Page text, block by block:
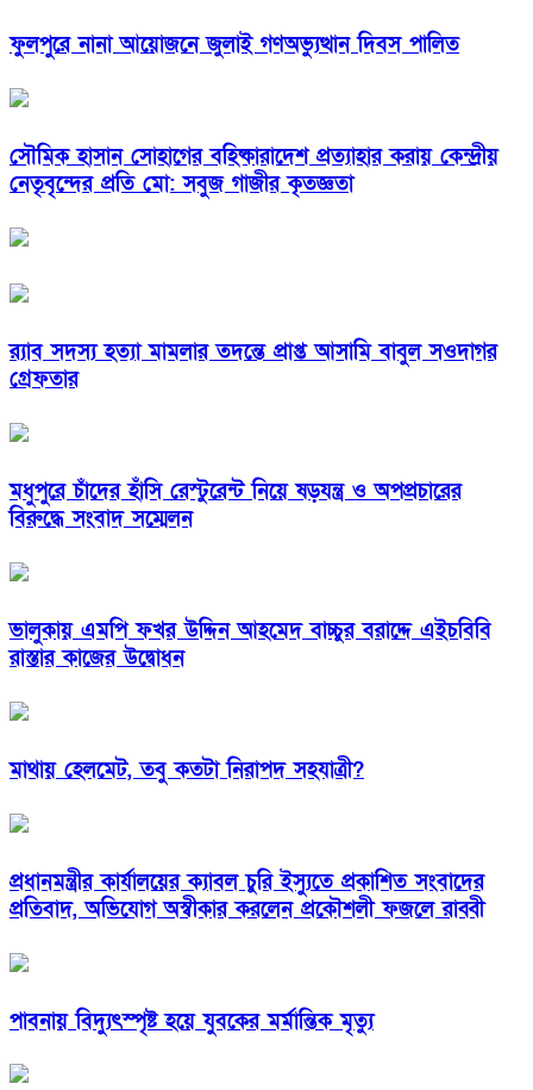
ফুলপুরে নানা আয়োজনে জুলাই গণঅভ্যুত্থান দিবস পালিত
সৌমিক হাসান সোহাগের বহিষ্কারাদেশ প্রত্যাহার করায় কেন্দ্রীয়
নেতৃবৃন্দের প্রতি মো: সবুজ গাজীর কৃতজ্ঞতা
র‌্যাব সদস্য হত্যা মামলার তদন্তে প্রাপ্ত আসামি বাবুল সওদাগর
গ্রেফতার
মধুপুরে চাঁদের হাঁসি রেস্টুরেন্ট নিয়ে ষড়যন্ত্র ও অপপ্রচারের
বিরুদ্ধে সংবাদ সম্মেলন
ভালুকায় এমপি ফখর উদ্দিন আহমেদ বাচ্চুর বরাদ্দে এইচবিবি
রাস্তার কাজের উদ্বোধন
মাথায় হেলমেট, তবু কতটা নিরাপদ সহযাত্রী?
প্রধানমন্ত্রীর কার্যালয়ের ক্যাবল চুরি ইস্যুতে প্রকাশিত সংবাদের
প্রতিবাদ, অভিযোগ অস্বীকার করলেন প্রকৌশলী ফজলে রাব্বী
পাবনায় বিদ্যুৎস্পৃষ্ট হয়ে যুব‌কের মর্মান্তিক মৃত্যু